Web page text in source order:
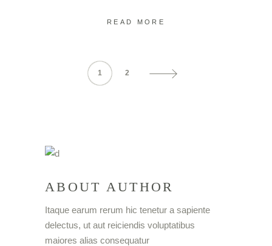
READ MORE
1 2
ABOUT AUTHOR
Itaque earum rerum hic tenetur a sapiente
delectus, ut aut reiciendis voluptatibus
maiores alias consequatur